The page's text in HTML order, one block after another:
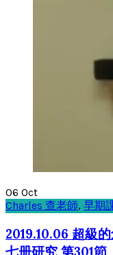
06 Oct
Charles 查老師, 早期
2019.10.06 超級